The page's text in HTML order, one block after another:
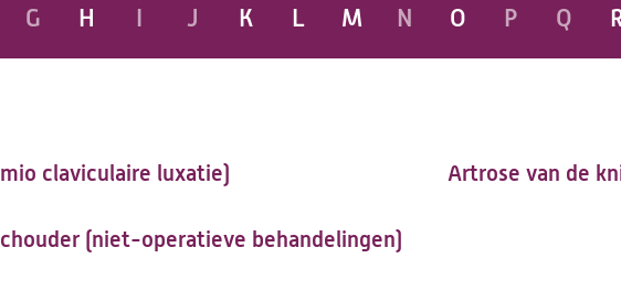
A
tot
G H I J K L M N O P Q
claviculaire luxatie) Artrose van de
(niet-operatieve behandelingen)